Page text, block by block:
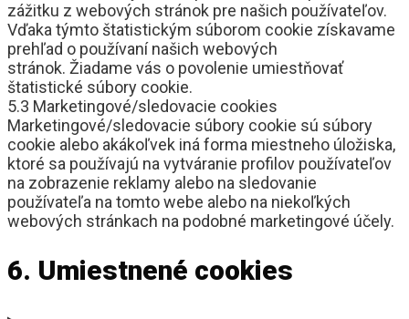
zážitku z webových stránok pre našich používateľov.
Vďaka týmto štatistickým súborom cookie získavame
prehľad o používaní našich webových
stránok. Žiadame vás o povolenie umiestňovať
štatistické súbory cookie.
5.3 Marketingové/sledovacie cookies
Marketingové/sledovacie súbory cookie sú súbory
cookie alebo akákoľvek iná forma miestneho úložiska,
ktoré sa používajú na vytváranie profilov používateľov
na zobrazenie reklamy alebo na sledovanie
používateľa na tomto webe alebo na niekoľkých
webových stránkach na podobné marketingové účely.
6. Umiestnené cookies